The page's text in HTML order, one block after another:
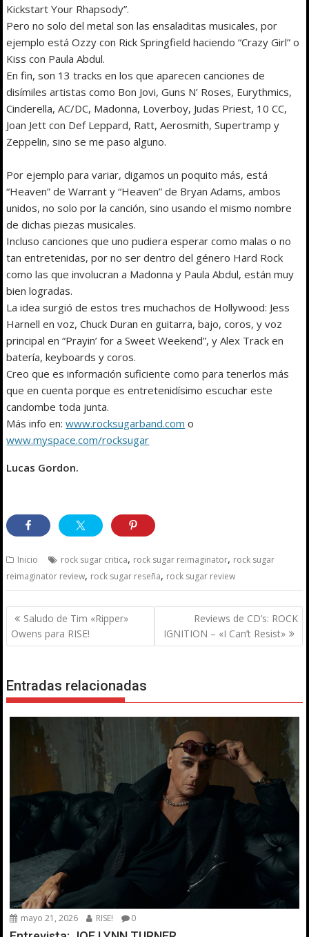
Kickstart Your Rhapsody”.
Pero no solo del metal son las ensaladitas musicales, por
ejemplo está Ozzy con Rick Springfield haciendo “Crazy Girl” o
Kiss con Paula Abdul.
En fin, son 13 tracks en los que aparecen canciones de
disímiles artistas como Bon Jovi, Guns N’ Roses, Eurythmics,
Cinderella, AC/DC, Madonna, Loverboy, Judas Priest, 10 CC,
Joan Jett con Def Leppard, Ratt, Aerosmith, Supertramp y
Zeppelin, sino se me paso alguno.
Por ejemplo para variar, digamos un poquito más, está
“Heaven” de Warrant y “Heaven” de Bryan Adams, ambos
unidos, no solo por la canción, sino usando el mismo nombre
de dichas piezas musicales.
Incluso canciones que uno pudiera esperar como malas o no
tan entretenidas, por no ser dentro del género Hard Rock
como las que involucran a Madonna y Paula Abdul, están muy
bien logradas.
La idea surgió de estos tres muchachos de Hollywood: Jess
Harnell en voz, Chuck Duran en guitarra, bajo, coros, y voz
principal en “Prayin’ for a Sweet Weekend”, y Alex Track en
batería, keyboards y coros.
Creo que es información suficiente como para tenerlos más
que en cuenta porque es entretenidísimo escuchar este
candombe toda junta.
Más info en:www.rocksugarband.com o
www.myspace.com/rocksugar
Lucas Gordon.
Inicio rock sugar critica, rock sugar reimaginator, rock sugar
reimaginator review, rock sugar reseña, rock sugar review
Navegación
de
entradas
Saludo de Tim «Ripper»
Owens para RISE!
Reviews de CD’s: ROCK
IGNITION – «I Can’t Resist»
Entradas relacionadas
mayo 21, 2026 RISE! 0